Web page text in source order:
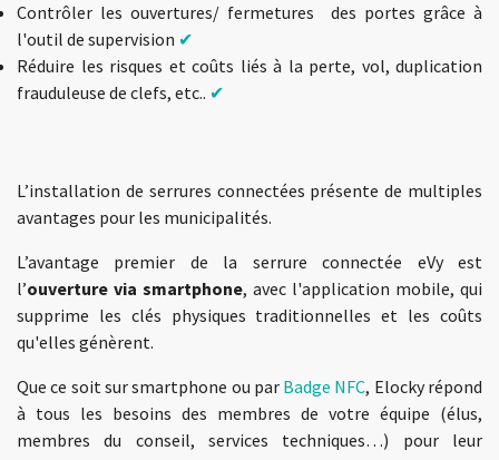
Contrôler les ouvertures/ fermetures des portes grâce à
l'outil de supervision ✔
Réduire les risques et coûts liés à la perte, vol, duplication
frauduleuse de clefs, etc.. ✔
L’installation de serrures connectées présente de multiples
avantages pour les municipalités.
L’avantage premier de la serrure connectée eVy est
l’ouverture via smartphone, avec l'application mobile, qui
supprime les clés physiques traditionnelles et les coûts
qu'elles génèrent.
Que ce soit sur smartphone ou par Badge NFC, Elocky répond
à tous les besoins des membres de votre équipe (élus,
membres du conseil, services techniques…) pour leur